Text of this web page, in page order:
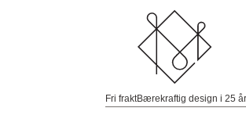
Fri fraktBærekraftig design i 25 år